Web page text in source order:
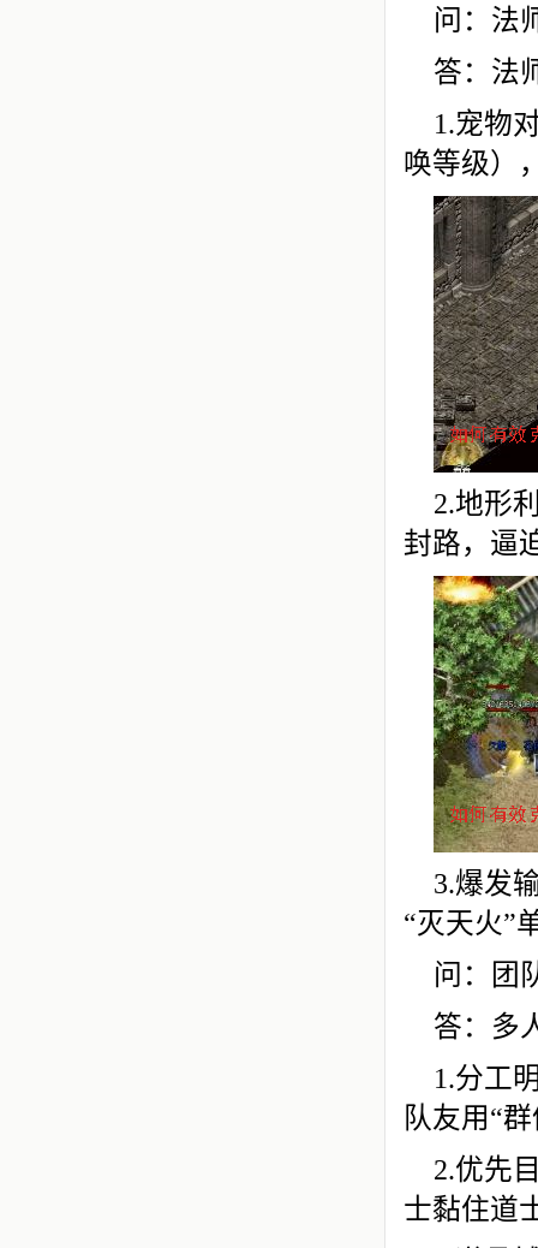
问：法
答：法
1.宠物
唤等级）
2.地形
封路，逼
3.爆发
“灭天火”
问：团
答：多
1.分工
队友用“
2.优先
士黏住道